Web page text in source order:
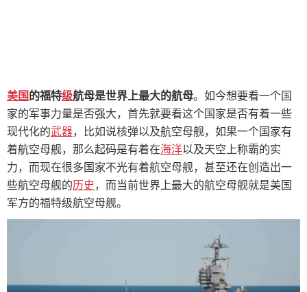
美国 的福特级航母是世界上最大的航母。如今想要看一个国
家的军事力量是否强大，首先就要看这个国家是否有着一些
现代化的武器，比如说核弹以及航空母舰，如果一个国家有
着航空母舰，那么起码是有着在海洋以及天空上称霸的实
力，而现在很多国家不光有着航空母舰，甚至还在创造出一
些航空母舰的历史，而当前世界上最大的航空母舰就是美国
军方的福特级航空母舰。